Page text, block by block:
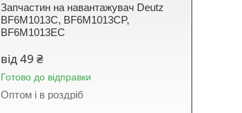
Запчастин на навантажувач Deutz
BF6M1013C, BF6M1013CP,
BF6M1013EC
від 49 ₴
Готово до відправки
Оптом і в роздріб